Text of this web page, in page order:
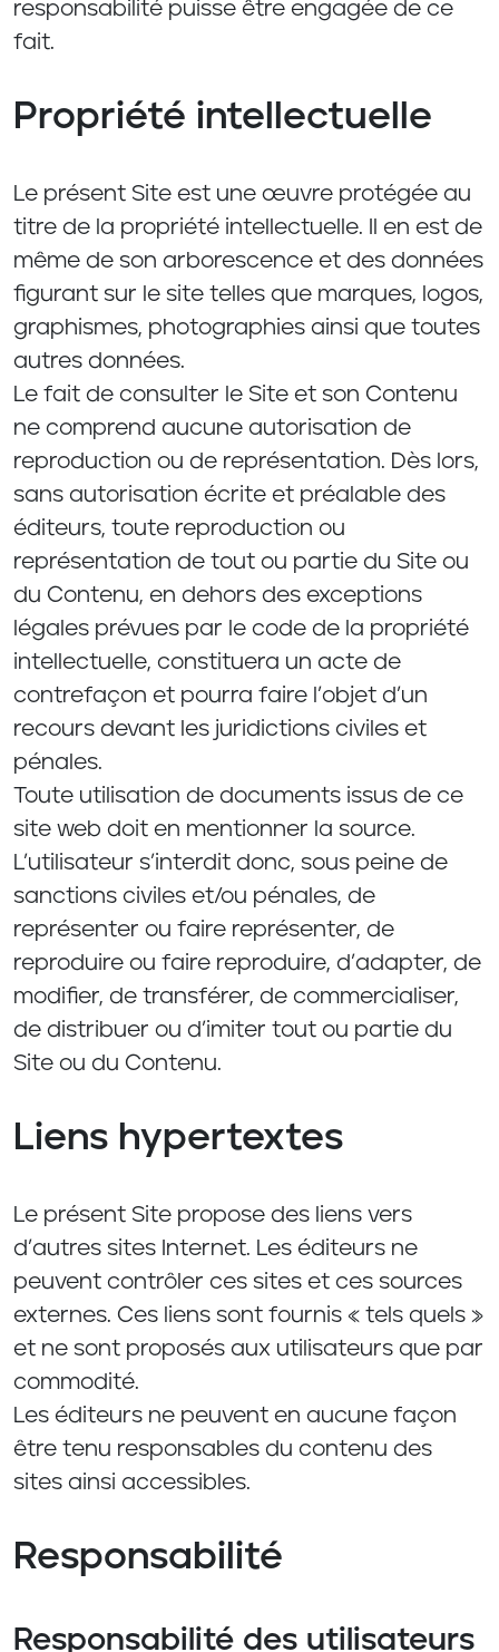
responsabilité puisse être engagée de ce
fait.
Propriété intellectuelle
Le présent Site est une œuvre protégée au
titre de la propriété intellectuelle. Il en est de
même de son arborescence et des données
figurant sur le site telles que marques, logos,
graphismes, photographies ainsi que toutes
autres données.
Le fait de consulter le Site et son Contenu
ne comprend aucune autorisation de
reproduction ou de représentation. Dès lors,
sans autorisation écrite et préalable des
éditeurs, toute reproduction ou
représentation de tout ou partie du Site ou
du Contenu, en dehors des exceptions
légales prévues par le code de la propriété
intellectuelle, constituera un acte de
contrefaçon et pourra faire l’objet d’un
recours devant les juridictions civiles et
pénales.
Toute utilisation de documents issus de ce
site web doit en mentionner la source.
L’utilisateur s’interdit donc, sous peine de
sanctions civiles et/ou pénales, de
représenter ou faire représenter, de
reproduire ou faire reproduire, d’adapter, de
modifier, de transférer, de commercialiser,
de distribuer ou d’imiter tout ou partie du
Site ou du Contenu.
Liens hypertextes
Le présent Site propose des liens vers
d’autres sites Internet. Les éditeurs ne
peuvent contrôler ces sites et ces sources
externes. Ces liens sont fournis « tels quels »
et ne sont proposés aux utilisateurs que par
commodité.
Les éditeurs ne peuvent en aucune façon
être tenu responsables du contenu des
sites ainsi accessibles.
Responsabilité
Responsabilité des utilisateurs